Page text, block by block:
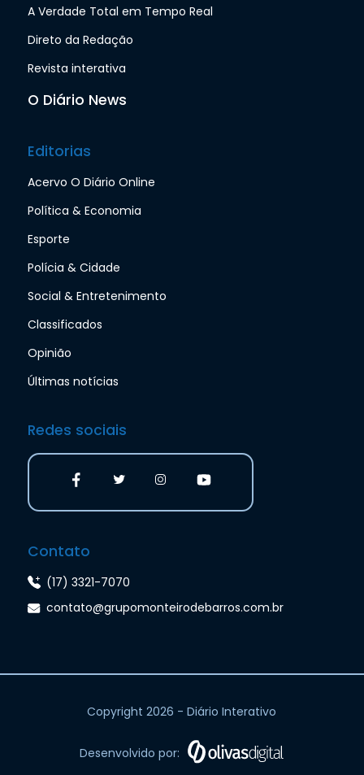
A Verdade Total em Tempo Real
Direto da Redação
Revista interativa
O Diário News
Editorias
Acervo O Diário Online
Política & Economia
Esporte
Polícia & Cidade
Social & Entretenimento
Classificados
Opinião
Últimas notícias
Redes sociais
Contato
(17) 3321-7070
contato@grupomonteirodebarros.com.br
Copyright 2026 - Diário Interativo
Desenvolvido por: